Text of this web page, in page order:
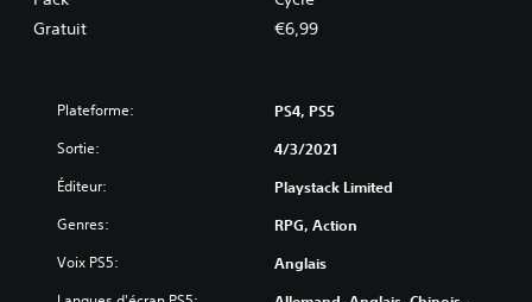
Gratuit €6,99
Plateforme: PS4, PS5
Sortie: 4/3/2021
Éditeur: Playstack Limited
Genres: RPG, Action
Voix PS5: Anglais